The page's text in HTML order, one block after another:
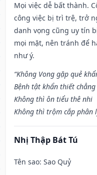
Mọi việc dễ bất thành.
công việc bị trì trệ, trở
danh vọng cũng uy tín
mọi mặt, nên tránh để
như ý.
“Không Vong gặp quẻ
Bệnh tật khẩn thiết
Không thì ôn tiểu thê nhi
Không thì trộm cắp phân
Nhị Thập Bát Tú
Tên sao: Sao Quỷ